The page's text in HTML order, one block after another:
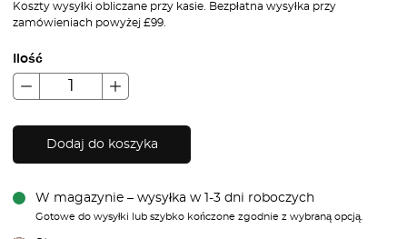
Koszty wysyłki obliczane przy kasie. Bezpłatna wysyłka przy
zamówieniach powyżej £99.
Ilość
Dodaj do koszyka
W magazynie – wysyłka w 1-3 dni roboczych
Gotowe do wysyłki lub szybko kończone zgodnie z wybraną opcją.